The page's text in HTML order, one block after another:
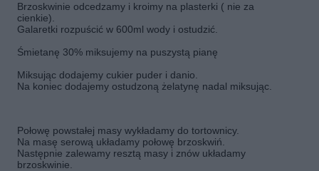
Brzoskwinie odcedzamy i kroimy na plasterki ( nie za
cienkie).
Galaretki rozpuścić w 600ml wody i ostudzić.
Śmietanę 30% miksujemy na puszystą pianę
Miksując dodajemy cukier puder i danio.
Na koniec dodajemy ostudzoną żelatynę nadal miksując.
Połowę powstałej masy wykładamy do tortownicy.
Na masę serową układamy połowę brzoskwiń.
Następnie zalewamy resztą masy i znów układamy
brzoskwinie.